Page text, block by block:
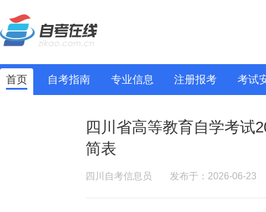
首页 自考指南 专业信息 注册报考 考试
四川省高等教育自学考试
简表
四川自考信息员 发布于：2026-06-23